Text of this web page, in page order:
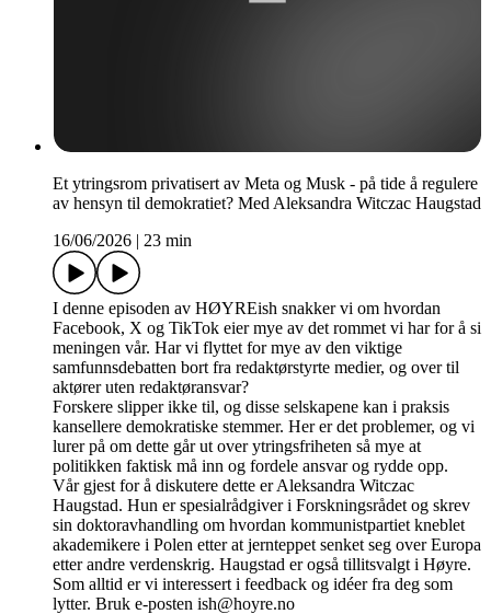
Et ytringsrom privatisert av Meta og Musk - på tide å regulere
av hensyn til demokratiet? Med Aleksandra Witczac Haugstad
16/06/2026 | 23 min
I denne episoden av HØYREish snakker vi om hvordan
Facebook, X og TikTok eier mye av det rommet vi har for å si
meningen vår. Har vi flyttet for mye av den viktige
samfunnsdebatten bort fra redaktørstyrte medier, og over til
aktører uten redaktøransvar?
Forskere slipper ikke til, og disse selskapene kan i praksis
kansellere demokratiske stemmer. Her er det problemer, og vi
lurer på om dette går ut over ytringsfriheten så mye at
politikken faktisk må inn og fordele ansvar og rydde opp.
Vår gjest for å diskutere dette er Aleksandra Witczac
Haugstad. Hun er spesialrådgiver i Forskningsrådet og skrev
sin doktoravhandling om hvordan kommunistpartiet kneblet
akademikere i Polen etter at jernteppet senket seg over Europa
etter andre verdenskrig. Haugstad er også tillitsvalgt i Høyre.
Som alltid er vi interessert i feedback og idéer fra deg som
lytter. Bruk e-posten ish@hoyre.no